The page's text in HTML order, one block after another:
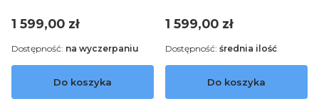
paskiem 010-02784-01
Cena
1 599,00 zł
Do koszyka
Dostępność: na wyczerpaniu
silikonowym paskiem 010-
Cena
1 599,00 zł
Do koszyka
Dostępność: średnia ilość